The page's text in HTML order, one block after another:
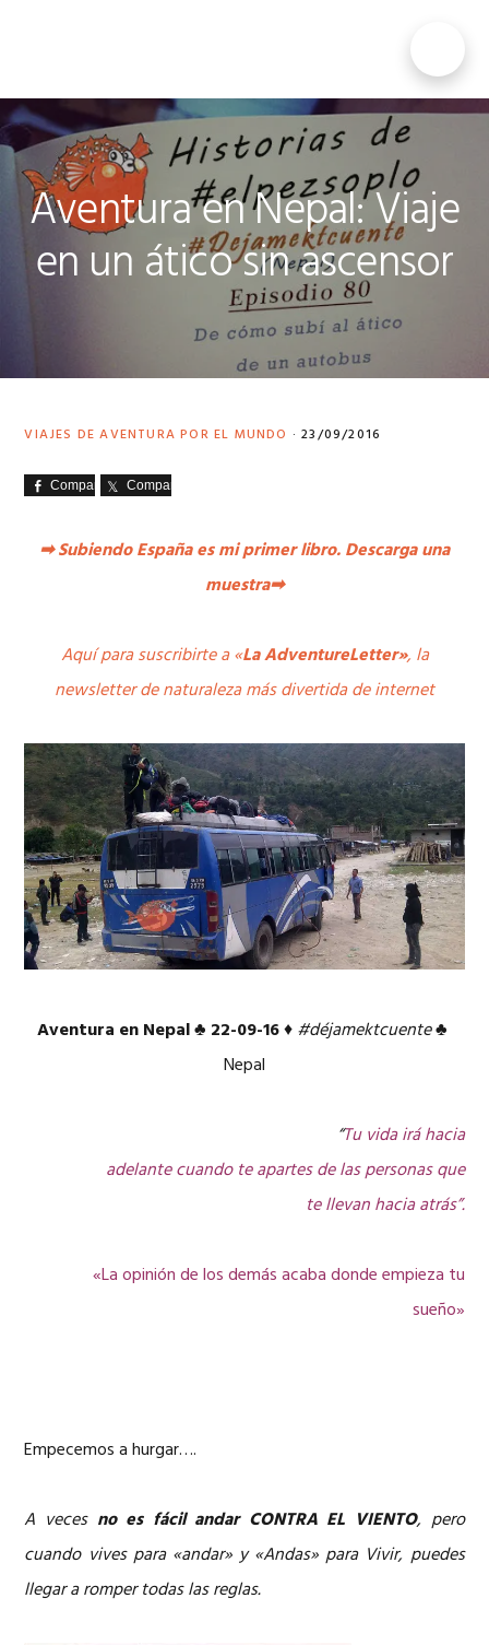
navegación
principal
principal
de
página
Aventura en Nepal: Viaje
en un ático sin ascensor
VIAJES DE AVENTURA POR EL MUNDO · 23/09/2016
Comparte Comparte
➡Subiendo España es mi primer libro. Descarga una
muestra➡
Aquí para suscribirte a «La AdventureLetter», la
newsletter de naturaleza más divertida de internet
Aventura en Nepal♣ 22-09-16♦#déjamektcuente♣
Nepal
“Tu vida irá hacia
adelante cuando te apartes de las personas que
te llevan hacia atrás”.
«La opinión de los demás acaba donde empieza tu
sueño»
Empecemos a hurgar….
A veces no es fácil andar CONTRA EL VIENTO, pero
cuando vives para «andar» y «Andas» para Vivir, puedes
llegar a romper todas las reglas.